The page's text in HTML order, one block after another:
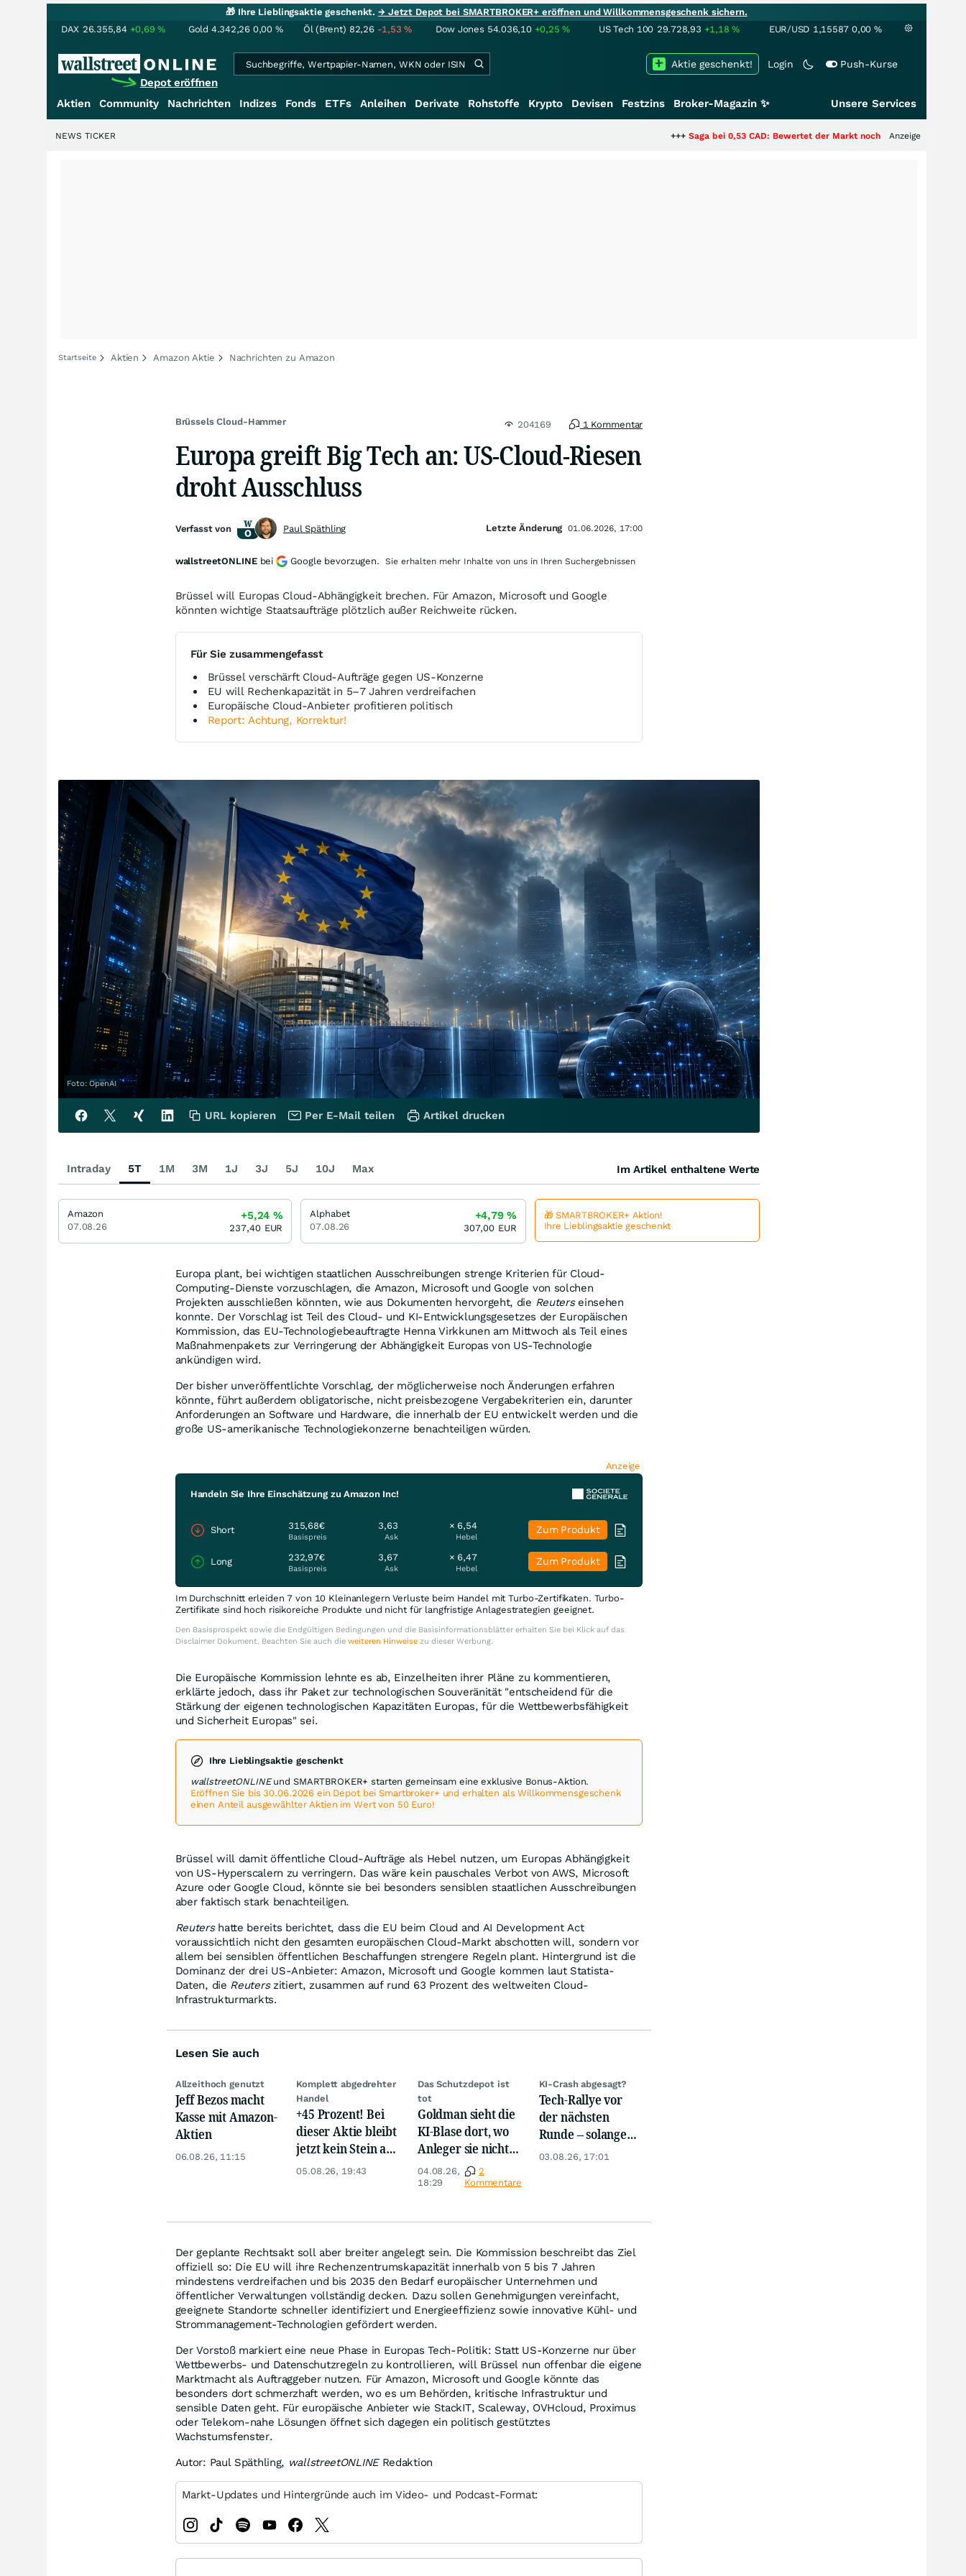
🎁 Ihre Lieblingsaktie geschenkt.→ Jetzt Depot bei SMARTBROKER+ eröffnen und Willkommensgeschenk sichern.
DAX 26.355,84 +0,69% Gold 4.342,26 0,00 % Öl (Brent) 82,26 -1,53% Dow Jones 54.036,10 +0,25% US Tech 100 29.728,93 +1,18% EUR/USD 1,15587 0,00 %
Depot eröffnen
Login Push-Kurse
Aktie geschenkt!
Aktien Community Nachrichten Indizes Fonds ETFs Anleihen Derivate Rohstoffe Krypto Devisen Festzins Broker-Magazin ✨ Unsere Services
Saga bei 0,53 CAD: Bewertet der Markt noch immer nur die Hälfte der Story?
Anzeige
NEWS TICKER
Startseite Aktien Amazon Aktie Nachrichten zu Amazon
Brüssels Cloud-Hammer 204169 1 Kommentar
Europa greift Big Tech an: US-Cloud-Riesen
droht Ausschluss
Brüssel will Europas Cloud-Abhängigkeit brechen. Für Amazon, Microsoft und Google
könnten wichtige Staatsaufträge plötzlich außer Reichweite rücken.
Für Sie zusammengefasst
Brüssel verschärft Cloud-Aufträge gegen US-Konzerne
EU will Rechenkapazität in 5–7 Jahren verdreifachen
Europäische Cloud-Anbieter profitieren politisch
Report: Achtung, Korrektur!
Foto: OpenAI
Europa plant, bei wichtigen staatlichen Ausschreibungen strenge Kriterien für Cloud-
Computing-Dienste vorzuschlagen, die Amazon, Microsoft und Google von solchen
Projekten ausschließen könnten, wie aus Dokumenten hervorgeht, die Reuterseinsehen
konnte. Der Vorschlag ist Teil des Cloud- und KI-Entwicklungsgesetzes der Europäischen
Kommission, das EU-Technologiebeauftragte Henna Virkkunen am Mittwoch als Teil eines
Maßnahmenpakets zur Verringerung der Abhängigkeit Europas von US-Technologie
ankündigen wird.
Der bisher unveröffentlichte Vorschlag, der möglicherweise noch Änderungen erfahren
könnte, führt außerdem obligatorische, nicht preisbezogene Vergabekriterien ein, darunter
Anforderungen an Software und Hardware, die innerhalb der EU entwickelt werden und die
große US-amerikanische Technologiekonzerne benachteiligen würden.
Anzeige
Handeln Sie Ihre Einschätzung zu Amazon Inc!
Short 315,68€
Basispreis
3,63
Ask
× 6,54
Hebel
Zum Produkt
Long 232,97€
Basispreis
3,67
Ask
× 6,47
Hebel
Zum Produkt
Im Durchschnitt erleiden 7 von 10 Kleinanlegern Verluste beim Handel mit Turbo-Zertifikaten. Turbo-
Zertifikate sind hoch risikoreiche Produkte und nicht für langfristige Anlagestrategien geeignet.
Den Basisprospekt sowie die Endgültigen Bedingungen und die Basisinformationsblätter erhalten Sie bei Klick auf das
Disclaimer Dokument. Beachten Sie auch die weiteren Hinweisezu dieser Werbung.
Die Europäische Kommission lehnte es ab, Einzelheiten ihrer Pläne zu kommentieren,
erklärte jedoch, dass ihr Paket zur technologischen Souveränität "entscheidend für die
Stärkung der eigenen technologischen Kapazitäten Europas, für die Wettbewerbsfähigkeit
und Sicherheit Europas" sei.
Ihre Lieblingsaktie geschenkt
wallstreetONLINEund SMARTBROKER+ starten gemeinsam eine exklusive Bonus-Aktion.
Eröffnen Sie bis 30.06.2026 ein Depot bei Smartbroker+ und erhalten als Willkommensgeschenk
einen Anteil ausgewählter Aktien im Wert von 50 Euro!
Brüssel will damit öffentliche Cloud-Aufträge als Hebel nutzen, um Europas Abhängigkeit
von US-Hyperscalern zu verringern. Das wäre kein pauschales Verbot von AWS, Microsoft
Azure oder Google Cloud, könnte sie bei besonders sensiblen staatlichen Ausschreibungen
aber faktisch stark benachteiligen.
Reutershatte bereits berichtet, dass die EU beim Cloud and AI Development Act
voraussichtlich nicht den gesamten europäischen Cloud-Markt abschotten will, sondern vor
allem bei sensiblen öffentlichen Beschaffungen strengere Regeln plant. Hintergrund ist die
Dominanz der drei US-Anbieter: Amazon, Microsoft und Google kommen laut Statista-
Daten, die Reuterszitiert, zusammen auf rund 63 Prozent des weltweiten Cloud-
Infrastrukturmarkts.
Lesen Sie auch
Allzeithoch genutzt
Jeff Bezos macht
Kasse mit Amazon-
Aktien
06.08.26, 11:15
Komplett abgedrehter
Handel
+45 Prozent! Bei
dieser Aktie bleibt
jetzt kein Stein auf
dem anderen!
05.08.26, 19:43
Das Schutzdepot ist
tot
Goldman sieht die
KI-Blase dort, wo
Anleger sie nicht
suchen
04.08.26,
18:29
2
Kommentare
KI-Crash abgesagt?
Tech-Rallye vor
der nächsten
Runde – solange
diese eine Zahl
03.08.26, 17:01
Der geplante Rechtsakt soll aber breiter angelegt sein. Die Kommission beschreibt das Ziel
offiziell so: Die EU will ihre Rechenzentrumskapazität innerhalb von 5 bis 7 Jahren
mindestens verdreifachen und bis 2035 den Bedarf europäischer Unternehmen und
öffentlicher Verwaltungen vollständig decken. Dazu sollen Genehmigungen vereinfacht,
geeignete Standorte schneller identifiziert und Energieeffizienz sowie innovative Kühl- und
Strommanagement-Technologien gefördert werden.
Der Vorstoß markiert eine neue Phase in Europas Tech-Politik: Statt US-Konzerne nur über
Wettbewerbs- und Datenschutzregeln zu kontrollieren, will Brüssel nun offenbar die eigene
Marktmacht als Auftraggeber nutzen. Für Amazon, Microsoft und Google könnte das
besonders dort schmerzhaft werden, wo es um Behörden, kritische Infrastruktur und
sensible Daten geht. Für europäische Anbieter wie StackIT, Scaleway, OVHcloud, Proximus
oder Telekom-nahe Lösungen öffnet sich dagegen ein politisch gestütztes
Wachstumsfenster.
Autor: Paul Späthling, wallstreetONLINERedaktion
Markt-Updates und Hintergründe auch im Video- und Podcast-Format:
Verfasst von Paul Späthling Letzte Änderung 01.06.2026, 17:00
wallstreetONLINE bei Google bevorzugen. Sie erhalten mehr Inhalte von uns in Ihren Suchergebnissen
URL kopieren Per E-Mail teilen Artikel drucken
Intraday 5T 1M 3M 1J 3J 5J 10J Max Im Artikel enthaltene Werte
Amazon
07.08.26
+5,24 %
237,40 EUR
Alphabet
07.08.26
+4,79 %
307,00 EUR
🎁 SMARTBROKER+ Aktion!
Ihre Lieblingsaktie geschenkt